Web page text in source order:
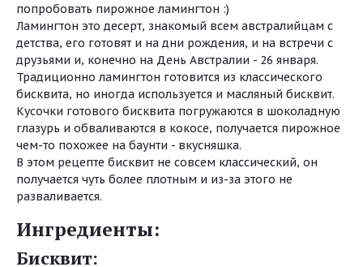
попробовать пирожное ламингтон :)
Ламингтон это десерт, знакомый всем австралийцам с
детства, его готовят и на дни рождения, и на встречи с
друзьями и, конечно на День Австралии - 26 января.
Традиционно ламингтон готовится из классического
бисквита, но иногда используется и масляный бисквит.
Кусочки готового бисквита погружаются в шоколадную
глазурь и обваливаются в кокосе, получается пирожное
чем-то похожее на баунти - вкусняшка.
В этом рецепте бисквит не совсем классический, он
получается чуть более плотным и из-за этого не
разваливается.
Ингредиенты:
Бисквит: